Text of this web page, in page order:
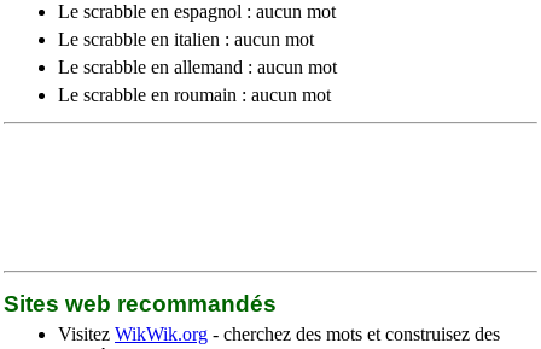
Le scrabble en espagnol : aucun mot
Le scrabble en italien : aucun mot
Le scrabble en allemand : aucun mot
Le scrabble en roumain : aucun mot
Sites web recommandés
Visitez WikWik.org - cherchez des mots et construisez des